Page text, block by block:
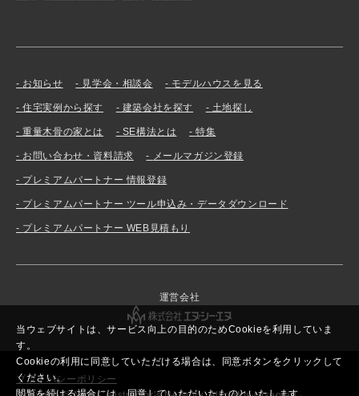
当ウェブサイトは、サービス向上の目的のためCookieを利用していま
す。
Cookieの利用に同意していただける場合は、同意ボタンをクリックして
ください。
閲覧を続ける場合には、同意していただいたものといたします。
お知らせ 見学会・相談会 モデルハウスを見る
住宅実例から探す 建築会社を探す 土地探し
重量木骨の家とは SE構法とは 特集
お問い合わせ・資料請求 メールマガジン登録
プレミアムパートナー 情報登録
プレミアムパートナー ツール申込み・データダウンロード
プレミアムパートナー WEB見積もり
運営会社
プライバシーポリシー